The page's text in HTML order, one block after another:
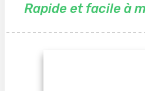
Rapide et facile à